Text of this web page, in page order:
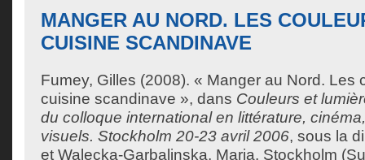
MANGER AU NORD. LES
CUISINE SCANDINAVE
Fumey, Gilles (2008). « Manger au Nord. Les
cuisine scandinave », dans Couleurs et
du colloque international en littérature,
visuels. Stockholm 20-23 avril 2006, sous la
et Walecka-Garbalinska, Maria. Stockholm